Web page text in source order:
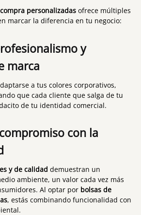
personalizadas ofrece múltiples
marcar la diferencia en tu negocio:
y
marca
a tus colores corporativos,
que cada cliente que salga de tu
de tu identidad comercial.
con la
y de calidad demuestran un
ambiente, un valor cada vez más
Al optar por bolsas de
, estás combinando funcionalidad con